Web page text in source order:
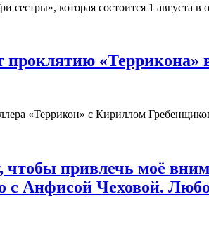
сестры», которая состоится 1 августа
«Террикона»
«Террикон» с Кириллом
привлечь моё
Анфисой Чеховой.